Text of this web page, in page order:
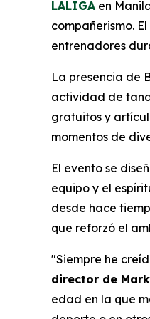
LALIGA en
compañerismo.
entrenadores
La presencia de
actividad de
gratuitos y
momentos de
El evento se
equipo y el
desde hace
que reforzó el
"Siempre he
director de
edad en la que